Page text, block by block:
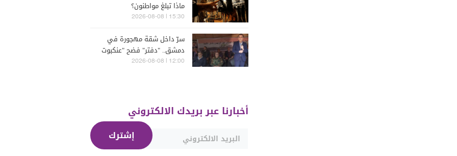
ماذا تبلغ مواطنون؟
15:30 | 2026-08-08
سرّ داخل شقة مهجورة في
دمشق.. "دفتر" فضح "عنكبوت
الأسد"!"
12:00 | 2026-08-08
أخبارنا عبر بريدك الالكتروني
إشترك